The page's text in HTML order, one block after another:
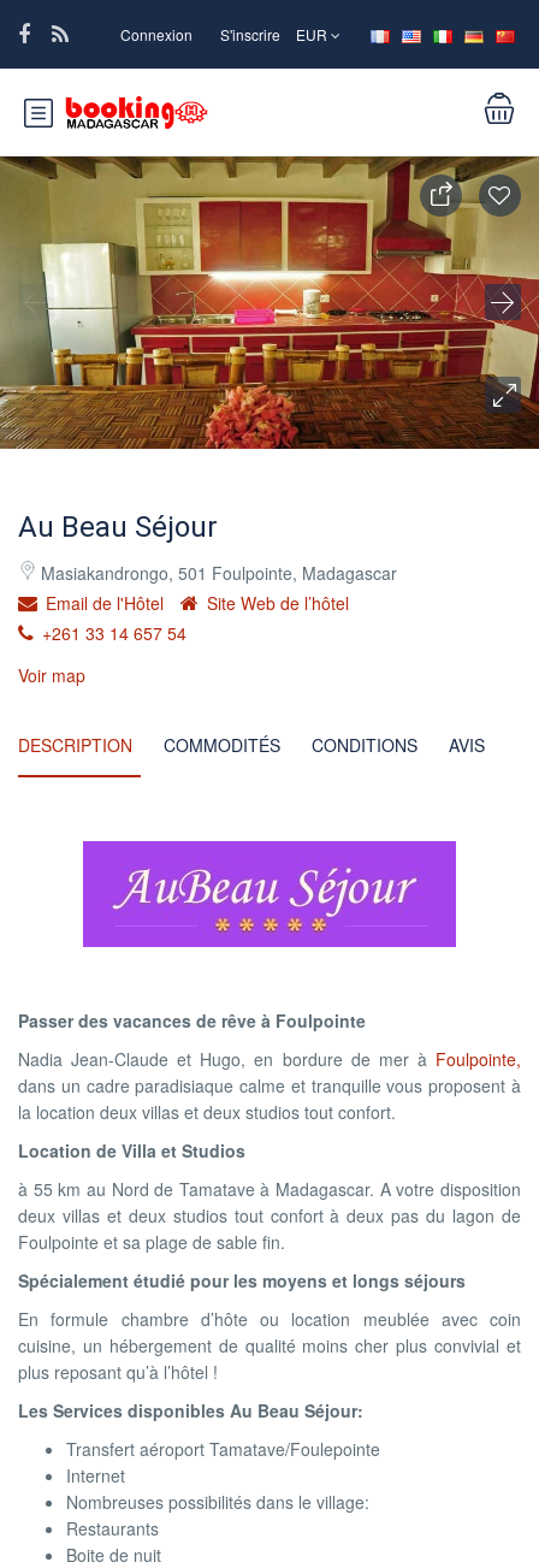
Connexion S'inscrire EUR
Au Beau Séjour
Masiakandrongo, 501 Foulpointe, Madagascar
Email de l'Hôtel
Site Web de l’hôtel
+261 33 14 657 54
Voir map
DESCRIPTION COMMODITÉS CONDITIONS AVIS
Passer des vacances de rêve à Foulpointe
Nadia Jean-Claude et Hugo, en bordure de mer à Foulpointe,
dans un cadre paradisiaque calme et tranquille vous proposent à
la location deux villas et deux studios tout confort.
Location de Villa et Studios
à 55 km au Nord de Tamatave à Madagascar. A votre disposition
deux villas et deux studios tout confort à deux pas du lagon de
Foulpointe et sa plage de sable fin.
Spécialement étudié pour les moyens et longs séjours
En formule chambre d’hôte ou location meublée avec coin
cuisine, un hébergement de qualité moins cher plus convivial et
plus reposant qu’à l’hôtel !
Les Services disponibles Au Beau Séjour:
Transfert aéroport Tamatave/Foulepointe
Internet
Nombreuses possibilités dans le village:
Restaurants
Boite de nuit